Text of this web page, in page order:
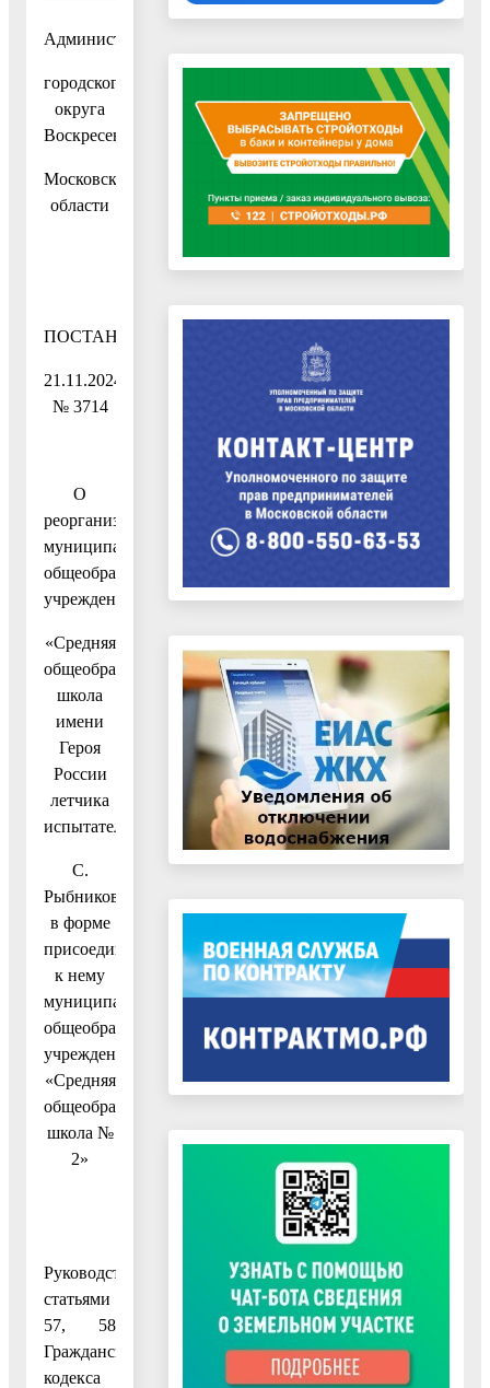
Администрация
городского
округа
Воскресенск
Московской
области
ПОСТАНОВЛЕНИЕ
21.11.2024
№ 3714
О
реорганизации
муниципального
общеобразовательного
учреждения
«Средняя
общеобразовательная
школа
имени
Героя
России
летчика
испытателя
С.
Рыбникова»
в форме
присоединения
к нему
муниципального
общеобразовательного
учреждения
«Средняя
общеобразовательная
школа №
2»
Руководствуясь
статьями
57, 58
Гражданского
кодекса